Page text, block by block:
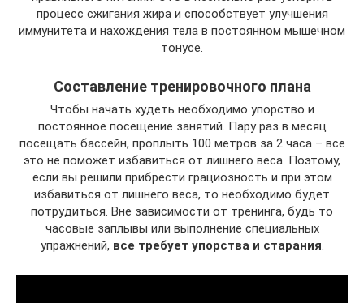
процесс сжигания жира и способствует улучшения
иммунитета и нахождения тела в постоянном мышечном
тонусе.
Составление тренировочного плана
Чтобы начать худеть необходимо упорство и
постоянное посещение занятий. Пару раз в месяц
посещать бассейн, проплыть 100 метров за 2 часа – все
это не поможет избавиться от лишнего веса. Поэтому,
если вы решили прибрести грациозность и при этом
избавиться от лишнего веса, то необходимо будет
потрудиться. Вне зависимости от тренинга, будь то
часовые заплывы или выполнение специальных
упражнений, все требует упорства и старания.